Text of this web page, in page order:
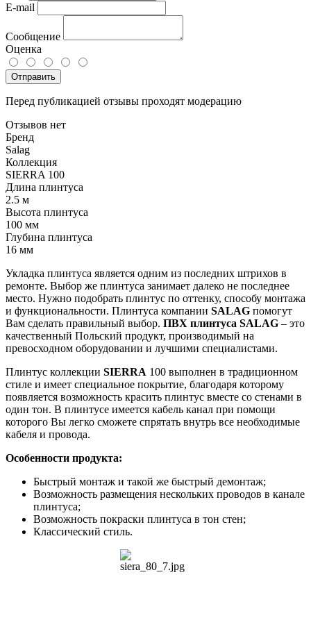
E-mail
Сообщение
Оценка
Отправить
Перед публикацией отзывы проходят модерацию
Отзывов нет
Бренд
Salag
Коллекция
SIERRA 100
Длина плинтуса
2.5 м
Высота плинтуса
100 мм
Глубина плинтуса
16 мм
Укладка плинтуса является одним из последних штрихов в
ремонте. Выбор же плинтуса занимает далеко не последнее
место. Нужно подобрать плинтус по оттенку, способу монтажа
и функциональности. Плинтуса компании SALAG помогут
Вам сделать правильный выбор. ПВХ плинтуса SALAG – это
качественный Польский продукт, производимый на
превосходном оборудовании и лучшими специалистами.
Плинтус коллекции SIERRA 100 выполнен в традиционном
стиле и имеет специальное покрытие, благодаря которому
появляется возможность красить плинтус вместе со стенами в
один тон. В плинтусе имеется кабель канал при помощи
которого Вы легко сможете спрятать внутрь все необходимые
кабеля и провода.
Особенности продукта:
Быстрый монтаж и такой же быстрый демонтаж;
Возможность размещения нескольких проводов в канале
плинтуса;
Возможность покраски плинтуса в тон стен;
Классический стиль.